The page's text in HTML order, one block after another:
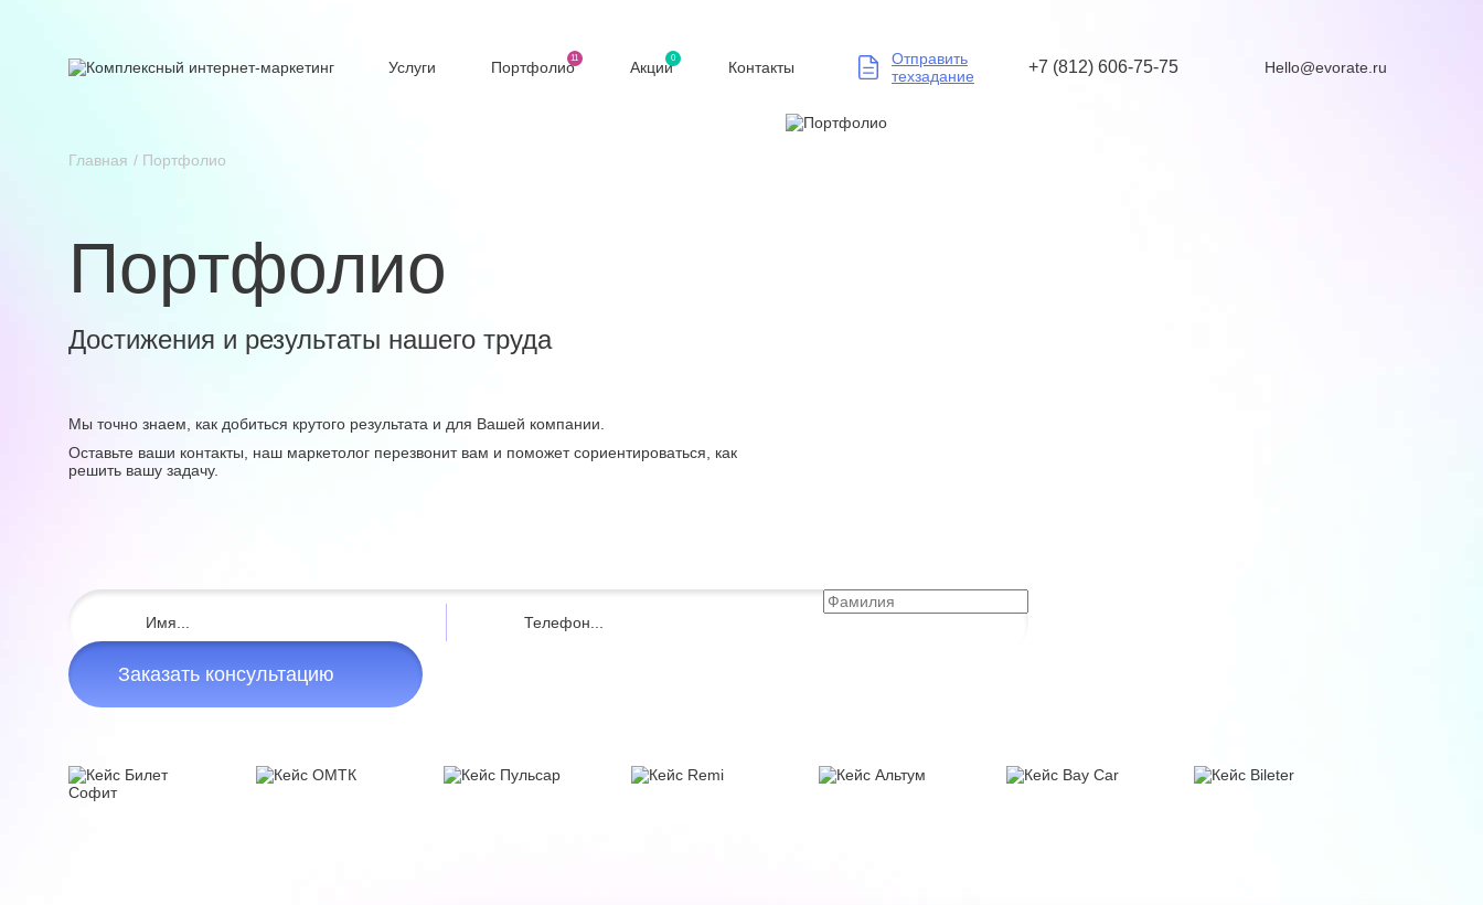
Услуги Портфолио
11
Акции
0
Контакты
Отправить
техзадание
+7 (812) 606-75-75 Hello@evorate.ru
Главная Портфолио
Портфолио
Достижения и результаты нашего труда
Мы точно знаем, как добиться крутого результата и для Вашей компании.
Оставьте ваши контакты, наш маркетолог перезвонит вам и поможет сориентироваться, как
решить вашу задачу.
Заказать консультацию